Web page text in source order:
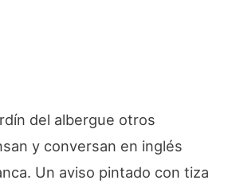
del albergue otros
y conversan en inglés
Un aviso pintado con tiza